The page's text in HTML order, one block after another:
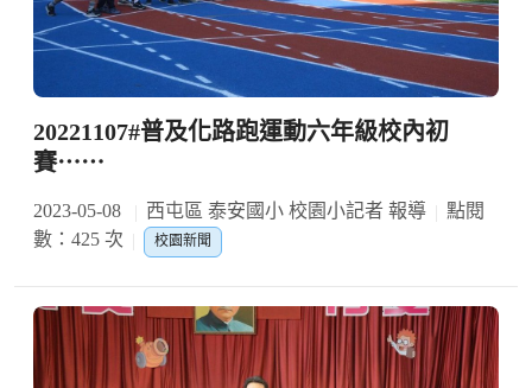
20221107#普及化路跑運動六年級校內初
賽⋯⋯
2023-05-08 西屯區 泰安國小 校園小記者 報導
點閱
數：425 次
校園新聞